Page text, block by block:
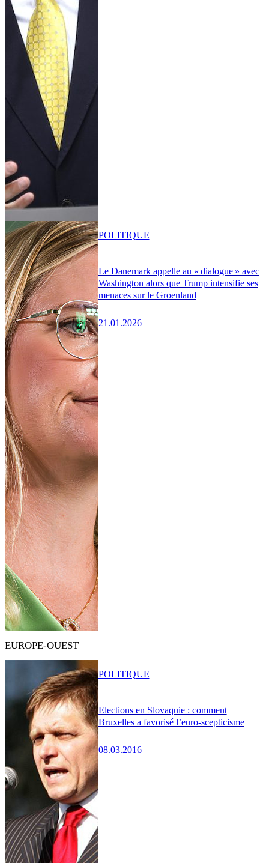
Le Danemark appelle au « dialogue » avec
Washington alors que Trump intensifie ses
menaces sur le Groenland
21.01.2026
POLITIQUE
EUROPE-OUEST
Elections en Slovaquie : comment
Bruxelles a favorisé l’euro-scepticisme
08.03.2016
POLITIQUE